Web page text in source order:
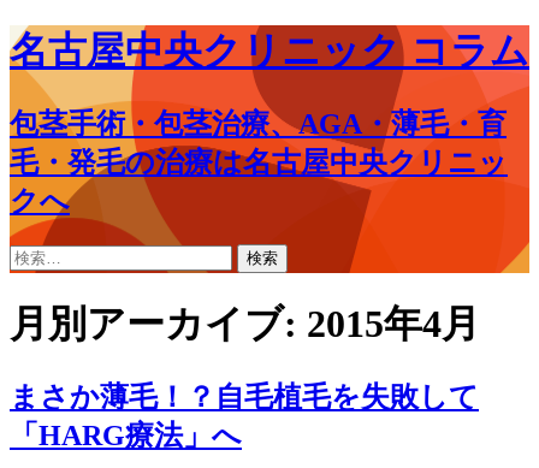
名古屋中央クリニック コラム
包茎手術・包茎治療、AGA・薄毛・育
毛・発毛の治療は名古屋中央クリニッ
クへ
コ
ン
テ
ン
へ
ス
キ
ッ
検
索:
月別アーカイブ: 2015年4月
まさか薄毛！？自毛植毛を失敗して
「HARG療法」へ